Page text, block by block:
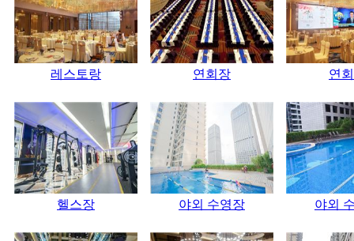
레스토랑 연회장 연
헬스장 야외 수영장 야외